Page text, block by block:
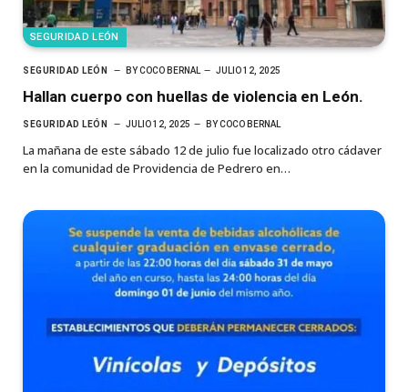
SEGURIDAD LEÓN
SEGURIDAD LEÓN BYCOCO BERNAL JULIO 12, 2025
Hallan cuerpo con huellas de violencia en León.
SEGURIDAD LEÓN JULIO 12, 2025 BYCOCO BERNAL
La mañana de este sábado 12 de julio fue localizado otro cádaver
en la comunidad de Providencia de Pedrero en…